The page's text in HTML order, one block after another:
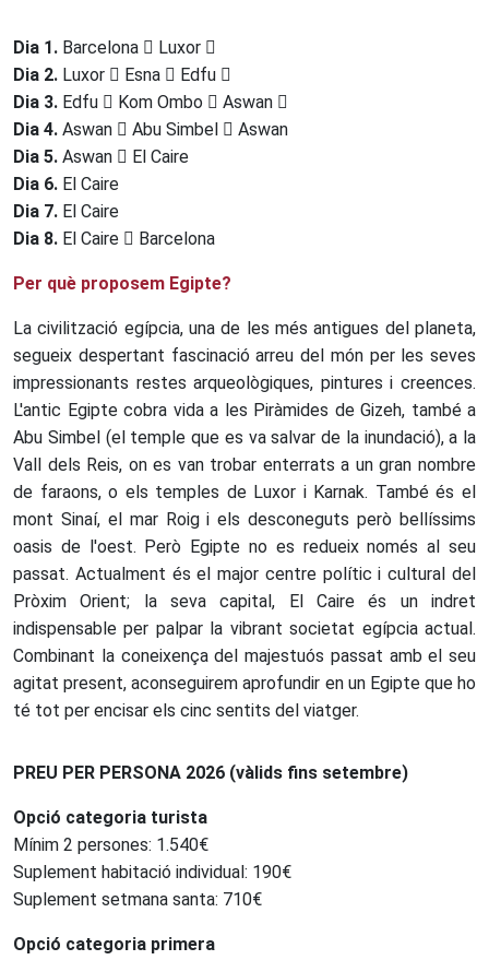
Dia 1. Barcelona
Luxor
Dia 2. Luxor Esna
Edfu
Dia 3. Edfu Kom Ombo
Aswan
Dia 4. Aswan Abu Simbel
Aswan
Dia 5. Aswan
El Caire
Dia 6. El Caire
Dia 7. El Caire
Dia 8. El Caire Barcelona
Per què proposem Egipte?
La civilització egípcia, una de les més antigues del planeta,
segueix despertant fascinació arreu del món per les seves
impressionants restes arqueològiques, pintures i creences.
L'antic Egipte cobra vida a les Piràmides de Gizeh, també a
Abu Simbel (el temple que es va salvar de la inundació), a la
Vall dels Reis, on es van trobar enterrats a un gran nombre
de faraons, o els temples de Luxor i Karnak. També és el
mont Sinaí, el mar Roig i els desconeguts però bellíssims
oasis de l'oest. Però Egipte no es redueix només al seu
passat. Actualment és el major centre polític i cultural del
Pròxim Orient; la seva capital, El Caire és un indret
indispensable per palpar la vibrant societat egípcia actual.
Combinant la coneixença del majestuós passat amb el seu
agitat present, aconseguirem aprofundir en un Egipte que ho
té tot per encisar els cinc sentits del viatger.
PREU PER PERSONA 2026 (vàlids fins setembre)
Opció categoria turista
Mínim 2 persones: 1.540€
Suplement habitació individual: 190€
Suplement setmana santa: 710€
Opció categoria primera